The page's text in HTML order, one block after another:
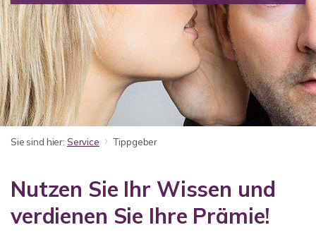
Sie sind hier: Service Tippgeber
Nutzen Sie Ihr Wissen und
verdienen Sie Ihre Prämie!